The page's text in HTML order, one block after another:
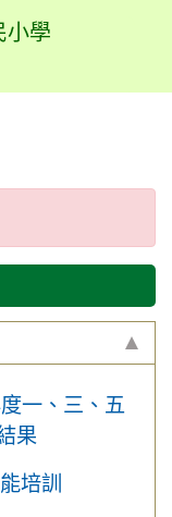
小學
一、三、五
果
培訓